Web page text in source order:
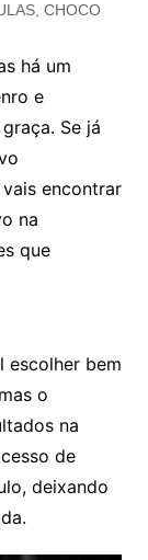
CHOCO
há um
e
Se já
encontrar
na
que
escolher bem
o
na
de
deixando